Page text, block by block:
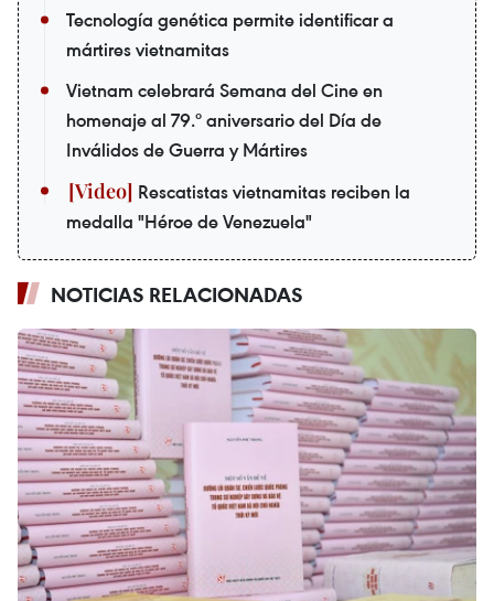
Tecnología genética permite identificar a
mártires vietnamitas
Vietnam celebrará Semana del Cine en
homenaje al 79.º aniversario del Día de
Inválidos de Guerra y Mártires
Rescatistas vietnamitas reciben la
medalla "Héroe de Venezuela"
NOTICIAS RELACIONADAS